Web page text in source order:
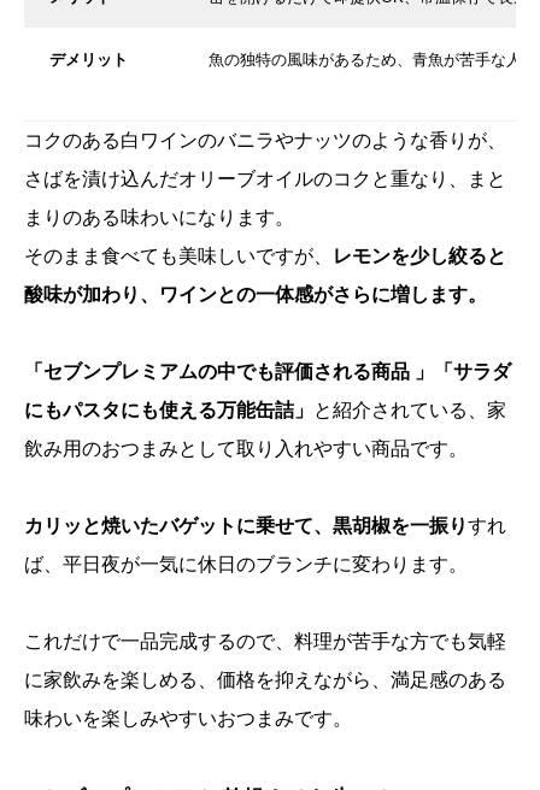
デメリット 魚の独特の風味があるため、青魚が苦手な人
コクのある白ワインのバニラやナッツのような香りが、
さばを漬け込んだオリーブオイルのコクと重なり、まと
まりのある味わいになります。
そのまま食べても美味しいですが、
レモンを少し絞ると
酸味が加わり、ワインとの一体感がさらに増します。
「セブンプレミアムの中でも評価される商品 」「サラダ
にもパスタにも使える万能缶詰」 と紹介されている、家
飲み用のおつまみとして取り入れやすい商品です。
カリッと焼いたバゲットに乗せて、黒胡椒を一振りすれ
ば、平日夜が一気に休日のブランチに変わります。
これだけで一品完成するので、料理が苦手な方でも気軽
に家飲みを楽しめる、価格を抑えながら、満足感のある
味わいを楽しみやすいおつまみです。